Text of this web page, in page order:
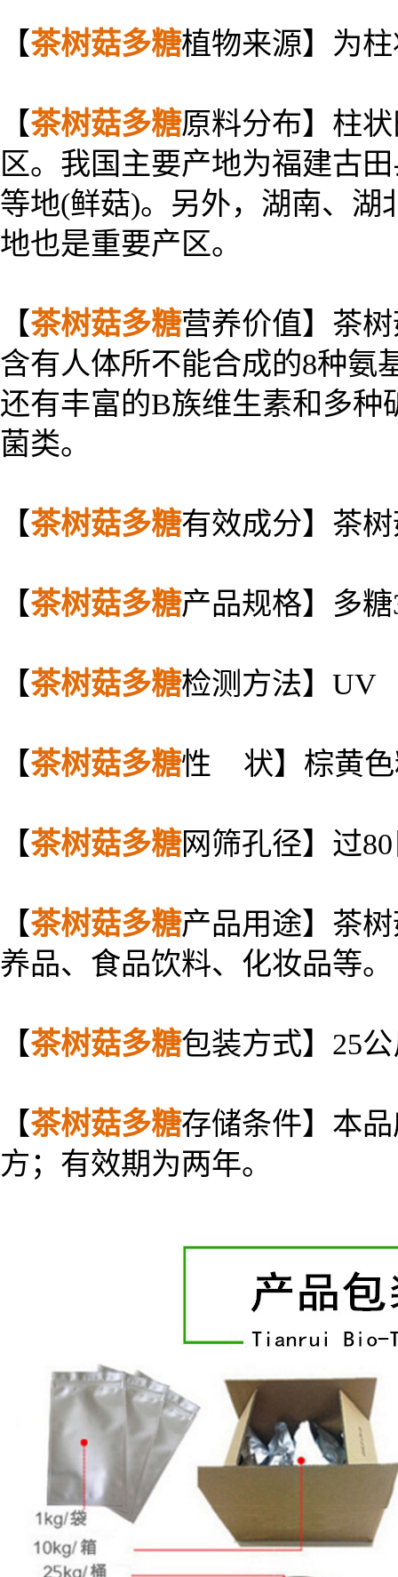
【茶树菇多糖植物来源】为
【茶树菇多糖原料分布】柱
区。我国主要产地为福建古
等地(鲜菇)。另外，湖南、
地也是重要产区。
【茶树菇多糖营养价值】茶
含有人体所不能合成的8种氨
还有丰富的B族维生素和多
菌类。
【茶树菇多糖有效成分】茶
【茶树菇多糖产品规格】多糖
【茶树菇多糖检测方法】UV
【茶树菇多糖性 状】棕黄色
【茶树菇多糖网筛孔径】过
【茶树菇多糖产品用途】茶
养品、食品饮料、化妆品等。
【茶树菇多糖包装方式】25
【茶树菇多糖存储条件】本
方；有效期为两年。